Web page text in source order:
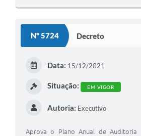
Nº 5724 Decreto
Data: 15/12/2021
Situação: EM VIGOR
Autoria: Executivo
Aprova o Plano Anual de Auditoria